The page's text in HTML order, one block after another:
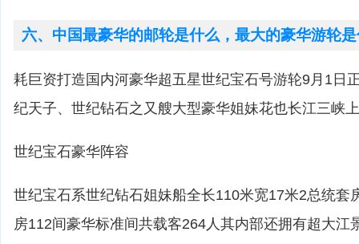
六、中国最豪华的邮轮是什么，最大的豪华游轮
耗巨资打造国内河豪华超五星世纪宝石号游轮9月1日
纪天子、世纪钻石之又艘大型豪华姐妹花也长江三峡
世纪宝石豪华阵容
世纪宝石系世纪钻石姐妹船全长110米宽17米2总统套
房112间豪华标准间共载客264人其内部还拥有超大江